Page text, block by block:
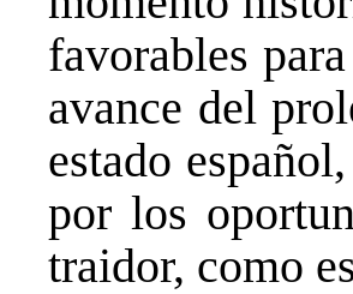
favorables
avance del
estado
por los
traidor, como